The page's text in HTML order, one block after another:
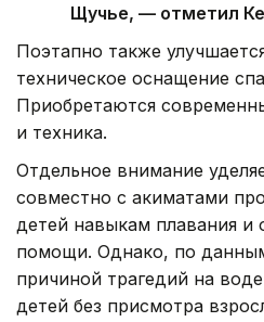
Щучье, — отметил
Поэтапно также
техническое оснащение
Приобретаются
и техника.
Отдельное внимание
совместно с акиматами
детей навыкам плавания и
помощи. Однако, по
причиной трагедий на
детей без присмотра